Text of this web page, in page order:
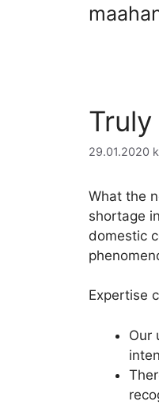
29.01.2020
What the
shortage
domestic
Expertise
Our